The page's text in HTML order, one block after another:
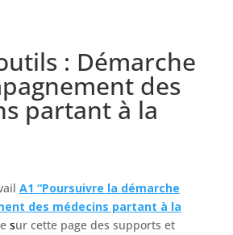
: Démarche
des
partant à la
A1 “Poursuivre la démarche
des médecins partant à la
sur cette page des supports et